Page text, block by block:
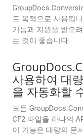
트 목적으로 사용됩
기능과 지원을 받으
는 것이 좋습니다.
사용하여 대
을 자동화할
모든
CF2 파일을 하나의
이 기능은 대량의 문